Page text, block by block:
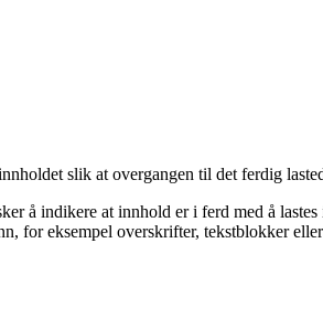
slik at overgangen til det ferdig
å indikere at innhold er i ferd med å
for eksempel overskrifter, tekstblokker